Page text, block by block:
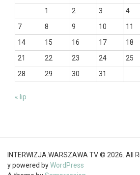
1
2 3 4
7
8 9 10 11
14
15 16 17 18
21
22 23 24 25
28
29 30 31
« lip
INTERWIZJA.WARSZAWA TV © 2026. All
y powered byWordPress